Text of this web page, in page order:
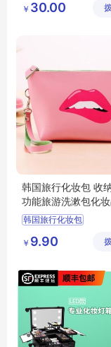
￥ 30.00
韩国旅行化妆包 收
功能旅游洗漱包化
包
韩国旅行化妆包
￥ 9.90